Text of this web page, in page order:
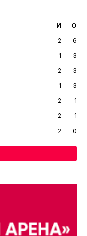
И О
2
6
1
3
2
3
1
3
2
1
2
1
2 0